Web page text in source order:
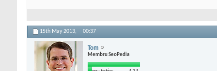
15th May 2013, 00:37
Tom
Membru SeoPedia